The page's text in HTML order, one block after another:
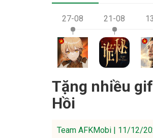
27-08 21-08
Tặng nhiều
Hồi
Team AFKMobi | 11/12/